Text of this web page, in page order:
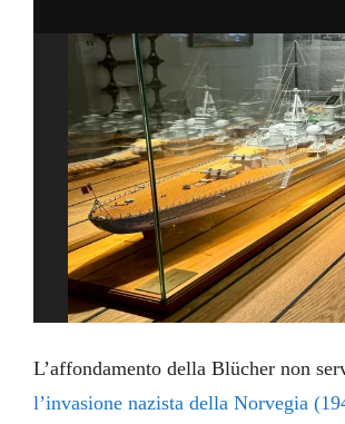
L’affondamento della Blücher non
l’invasione nazista della Norvegia